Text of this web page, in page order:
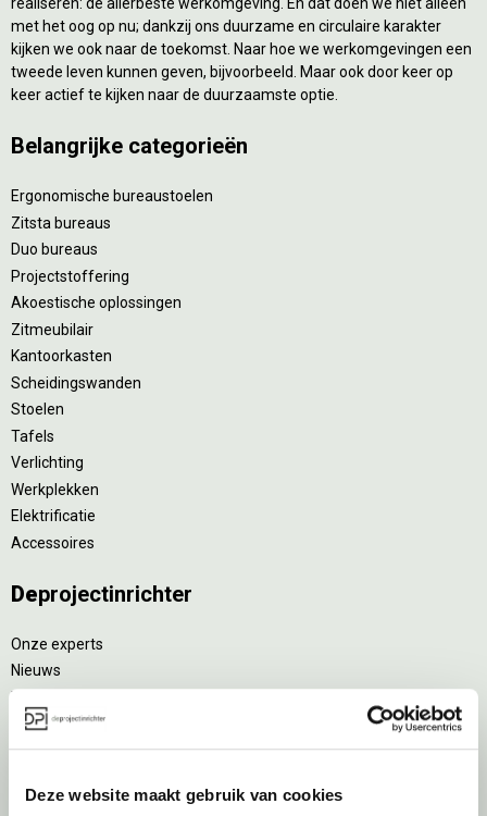
Deze website maakt gebruik van cookies
met het oog op nu; dankzij ons duurzame en circulaire karakter
kijken we ook naar de toekomst. Naar hoe we werkomgevingen een
tweede leven kunnen geven, bijvoorbeeld. Maar ook door keer op
keer actief te kijken naar de duurzaamste optie.
Belangrijke categorieën
Ergonomische bureaustoelen
Zitsta bureaus
Duo bureaus
Projectstoffering
Akoestische oplossingen
Zitmeubilair
Kantoorkasten
Scheidingswanden
Stoelen
Tafels
Verlichting
Werkplekken
Elektrificatie
Accessoires
Deprojectinrichter
Onze experts
Nieuws
Vacatures
DPI teamdag